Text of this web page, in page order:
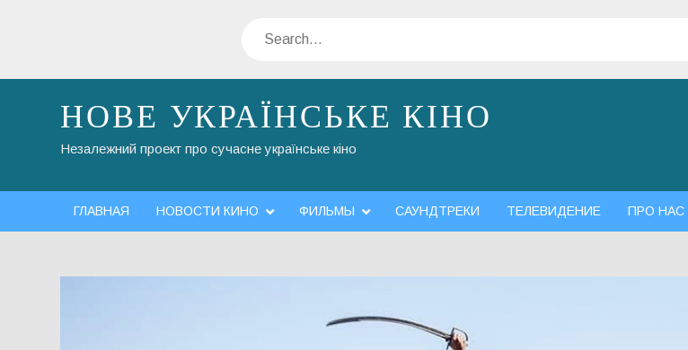
Search
НОВЕ УКРАЇНСЬКЕ КІНО
Незалежний проект про сучасне українське кіно
ГЛАВНАЯ НОВОСТИ КИНО ФИЛЬМЫ САУНДТРЕКИ ТЕЛЕВИДЕНИЕ ПРО НАС